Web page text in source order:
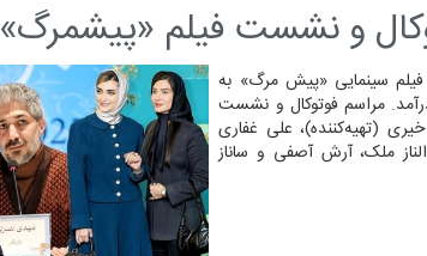
و نشست فیلم «پیشمرگ»
سینمایی «پیش مرگ» به
مراسم فوتوکال و نشست
(تهیه‌کننده)، علی غفاری
ملک، آرش آصفی و ساناز